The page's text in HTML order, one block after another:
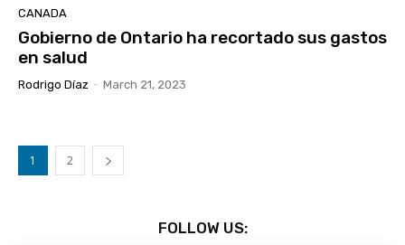
CANADA
Gobierno de Ontario ha recortado sus gastos
en salud
Rodrigo Díaz - March 21, 2023
1 2
FOLLOW US: